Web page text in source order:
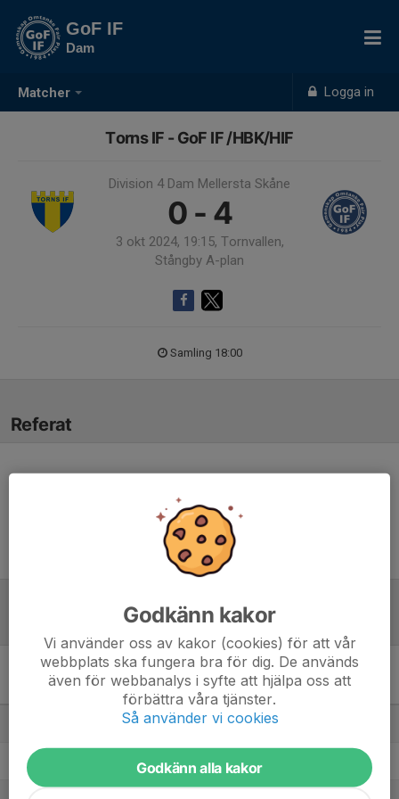
Matcher Logga in
GoF IF
Dam
Torns IF - GoF IF /HBK/HIF
Division 4 Dam Mellersta Skåne
0 - 4
3 okt 2024, 19:15, Tornvallen,
Stångby A-plan
Samling 18:00
Referat
Division 4 Dam Mellersta
Skåne
M +/-
20
20 47
Godkänn kakor
Vi använder oss av kakor (cookies) för att vår
webbplats ska fungera bra för dig. De används
även för webbanalys i syfte att hjälpa oss att
förbättra våra tjänster.
Så använder vi cookies
Godkänn alla kakor